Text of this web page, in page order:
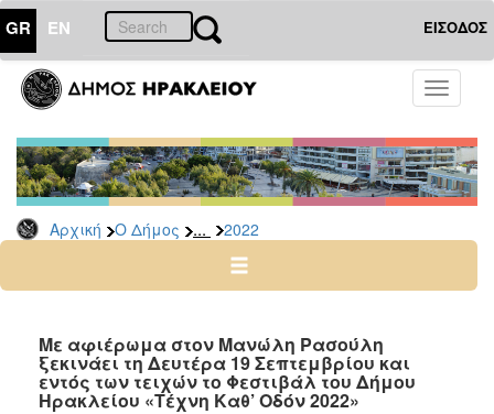
GR EN ΕΙΣΟΔΟΣ
Toggle
Αρχική Ο Δήμος ... 2022
ΔΗΜΟΣ
Δελτία
Τύπου
Αρχείο
2026
2024
2022
2021
Με αφιέρωμα στον Μανώλη Ρασούλη
ξεκινάει τη Δευτέρα 19 Σεπτεμβρίου και
εντός των τειχών το Φεστιβάλ του Δήμου
Ηρακλείου «Τέχνη Καθ’ Οδόν 2022»